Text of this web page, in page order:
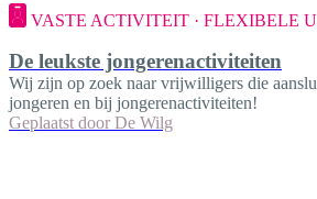
VASTE ACTIVITEIT · FLEXIBELE
De leukste jongerenactiviteiten
Wij zijn op zoek naar vrijwilligers die
jongeren en bij jongerenactiviteiten!
Geplaatst door De Wilg